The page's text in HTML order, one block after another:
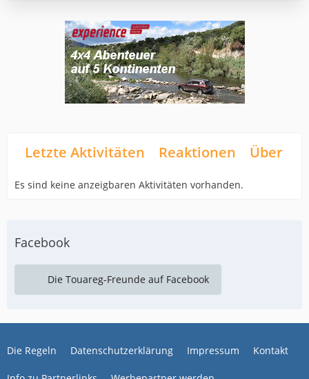
Letzte Aktivitäten Reaktionen Über
Es sind keine anzeigbaren Aktivitäten vorhanden.
Facebook
Die Touareg-Freunde auf Facebook
Die Regeln Datenschutzerklärung Impressum Kontakt